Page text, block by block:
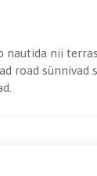
nautida nii
road sünnivad